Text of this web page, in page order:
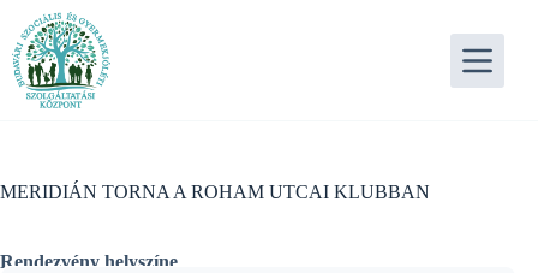
content
MERIDIÁN TORNA A ROHAM UTCAI KLUBBAN
Rendezvény helyszíne